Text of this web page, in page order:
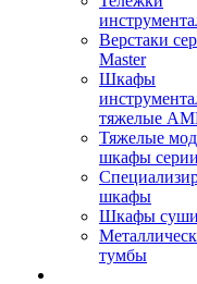
Верстаки
Master
Шкафы
тяжелые
Тяжелые
шкафы
шкафы
Шкафы
тумбы